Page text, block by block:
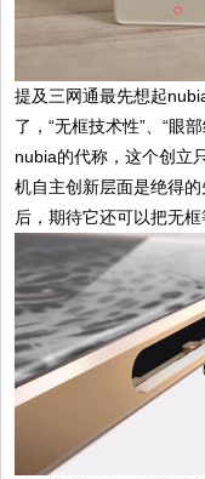
提及三网通最先想起
了，“无框技术性”、“眼
nubia的代称，这个创立
机自主创新层面是绝得
后，期待它还可以把无框